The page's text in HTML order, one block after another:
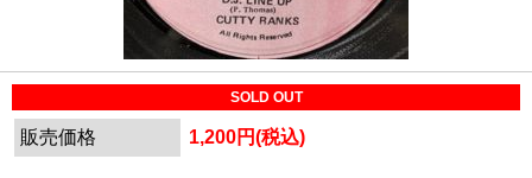
SOLD OUT
販売価格 1,200円(税込)